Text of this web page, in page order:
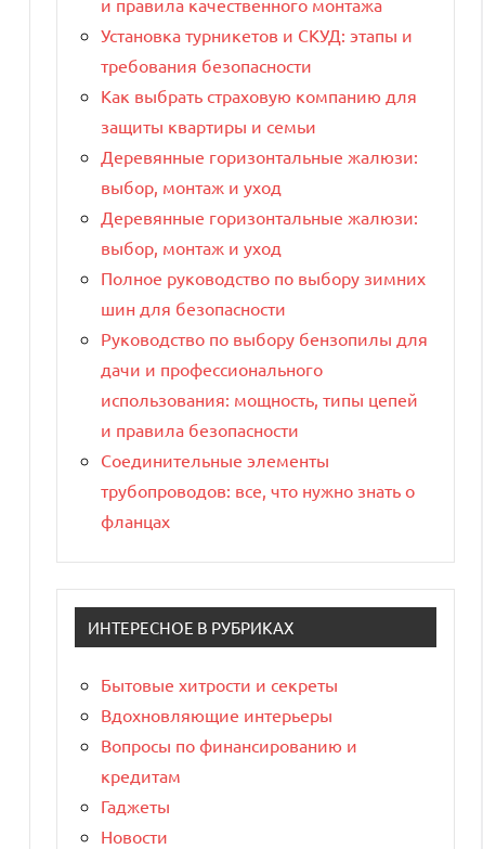
и правила качественного монтажа
Установка турникетов и СКУД: этапы и
требования безопасности
Как выбрать страховую компанию для
защиты квартиры и семьи
Деревянные горизонтальные жалюзи:
выбор, монтаж и уход
Деревянные горизонтальные жалюзи:
выбор, монтаж и уход
Полное руководство по выбору зимних
шин для безопасности
Руководство по выбору бензопилы для
дачи и профессионального
использования: мощность, типы цепей
и правила безопасности
Соединительные элементы
трубопроводов: все, что нужно знать о
фланцах
ИНТЕРЕСНОЕ В РУБРИКАХ
Бытовые хитрости и секреты
Вдохновляющие интерьеры
Вопросы по финансированию и
кредитам
Гаджеты
Новости